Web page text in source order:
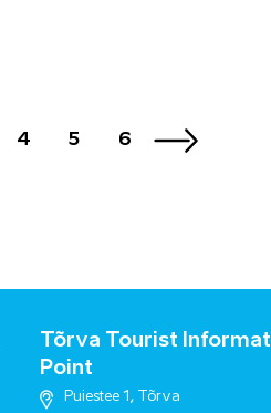
4 5 6
Tõrva Tourist
Point
Puiestee 1, Tõrva